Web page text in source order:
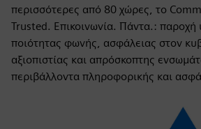
περισσότερες από 80 χώρες, το
Trusted. Επικοινωνία. Πάντα.: παροχή
ποιότητας φωνής, ασφάλειας στον
αξιοπιστίας και απρόσκοπτης
περιβάλλοντα πληροφορικής και